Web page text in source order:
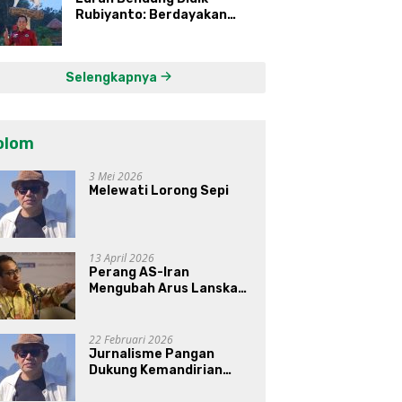
Rubiyanto: Berdayakan
Selengkapnya
3 Mei 2026
Melewati Lorong Sepi
13 April 2026
Perang AS-Iran
Mengubah Arus Lanskap
Prabowo-Gibran?
22 Februari 2026
Jurnalisme Pangan
Dukung Kemandirian